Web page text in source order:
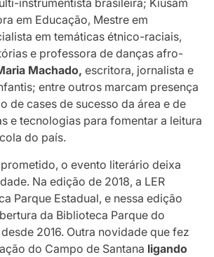
em Educação, Mestre em
em temáticas étnico-raciais,
e professora de danças afro-
Machado, escritora, jornalista e
entre outros marcam presença
de cases de sucesso da área e de
e tecnologias para fomentar a leitura
do país.
o evento literário deixa
Na edição de 2018, a LER
Parque Estadual, e nessa edição
da Biblioteca Parque do
2016. Outra novidade que fez
do Campo de Santana ligando